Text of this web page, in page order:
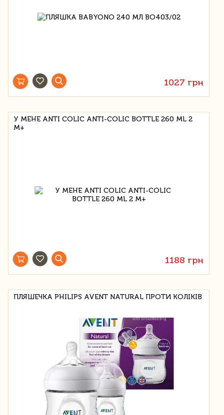
1027 грн
У МЕНЕ ANTI COLIC ANTI-COLIC BOTTLE 260 ML 2
М+
1188 грн
ПЛЯШЕЧКА PHILIPS AVENT NATURAL ПРОТИ КОЛІКІВ